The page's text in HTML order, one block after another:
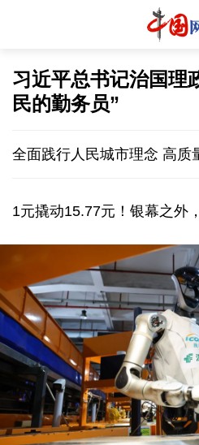
习近平总书记治国理
民的勤务员”
全面践行人民城市理念 高质
1元撬动15.77元！银幕之外